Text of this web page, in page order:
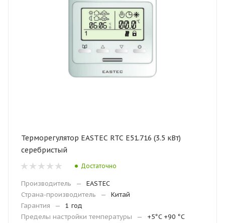
Терморегулятор EASTEC RTC E51.716 (3.5 кВт)
серебристый
Достаточно
Производитель —
EASTEC
Страна-производитель
—
Китай
Гарантия
—
1 год
Пределы настройки температуры
—
+5°C +90 °C